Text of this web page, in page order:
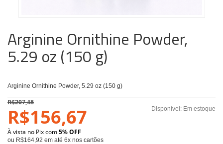
Arginine Ornithine Powder,
5.29 oz (150 g)
Arginine Ornithine Powder, 5.29 oz (150 g)
Disponível: Em estoque
R$207,48
R$156,67
À vista no Pix com5% OFF
ou R$164,92 em até 6x nos cartões